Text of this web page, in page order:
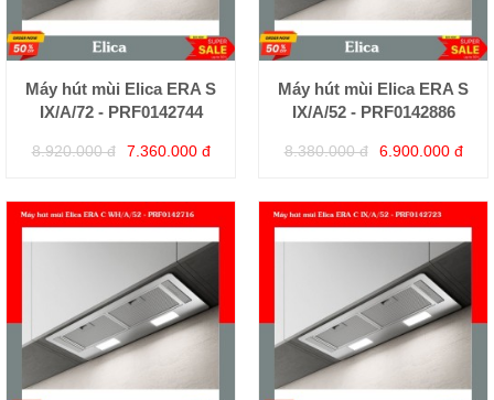
Máy hút mùi Elica ERA S
IX/A/72 - PRF0142744
8.920.000 đ 7.360.000 đ
Máy hút mùi Elica ERA S
IX/A/52 - PRF0142886
8.380.000 đ 6.900.000 đ